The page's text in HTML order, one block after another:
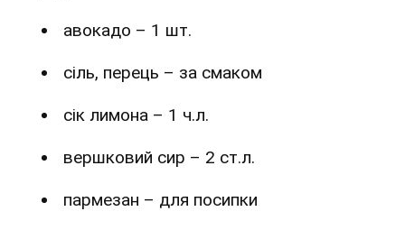
авокадо – 1 шт.
сіль, перець – за смаком
сік лимона – 1 ч.л.
вершковий сир – 2 ст.л.
пармезан – для посипки